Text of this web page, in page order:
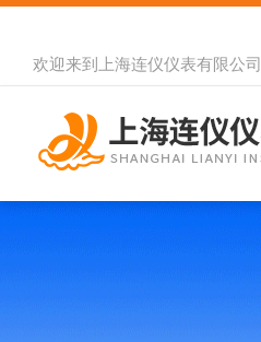
欢迎来到 上海连仪仪表有限公司